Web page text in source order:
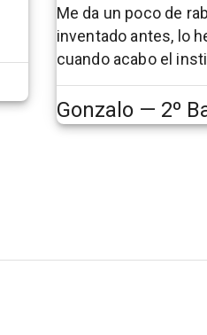
Me da un poco de
inventado antes, lo
cuando acabo el
Gonzalo — 2º